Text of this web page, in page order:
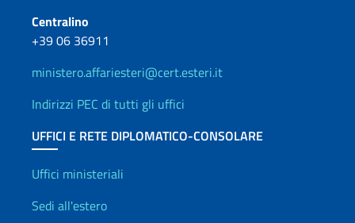
Centralino
+39 06 36911
ministero.affariesteri@cert.esteri.it
Indirizzi PEC di tutti gli uffici
UFFICI E RETE DIPLOMATICO-CONSOLARE
Uffici e Rete diplomatica
Uffici ministeriali
Sedi all'estero